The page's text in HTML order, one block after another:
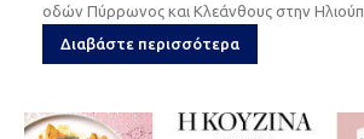
οδών Πύρρωνος και Κλεάνθους στην
Διαβάστε περισσότερα